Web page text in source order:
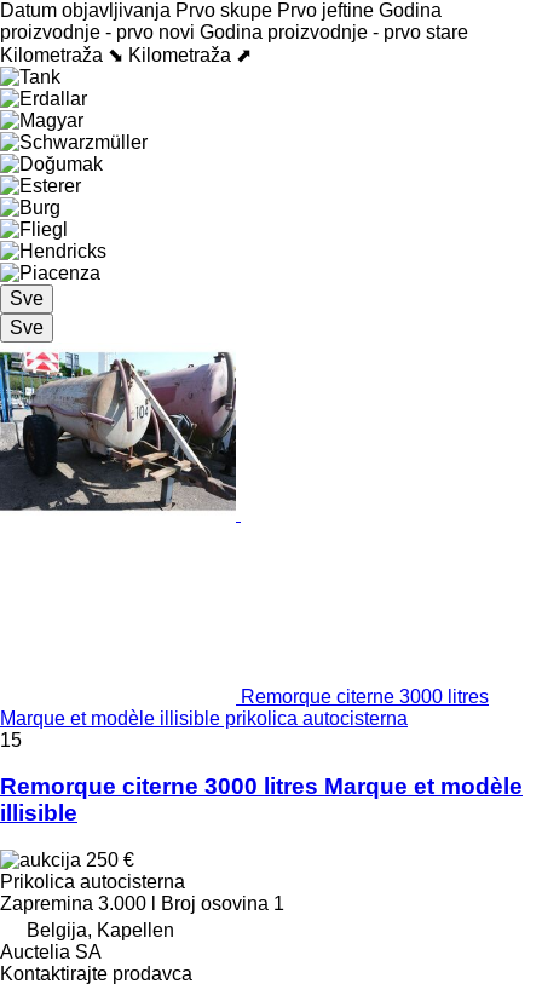
Datum objavljivanja Prvo skupe Prvo jeftine Godina
proizvodnje - prvo novi Godina proizvodnje - prvo stare
Kilometraža ⬊ Kilometraža ⬈
Sve
Sve
Remorque citerne 3000 litres
Marque et modèle illisible prikolica autocisterna
15
Remorque citerne 3000 litres Marque et modèle
illisible
250 €
Prikolica autocisterna
Zapremina 3.000 l Broj osovina 1
Belgija, Kapellen
Auctelia SA
Kontaktirajte prodavca